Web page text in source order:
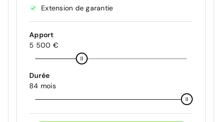
Extension de garantie
Apport
5 500 €
Durée
84 mois